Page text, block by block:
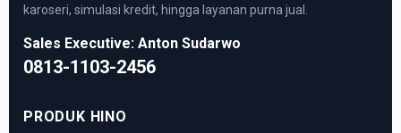
karoseri, simulasi kredit, hingga layanan purna jual.
Sales Executive: Anton Sudarwo
0813-1103-2456
PRODUK HINO